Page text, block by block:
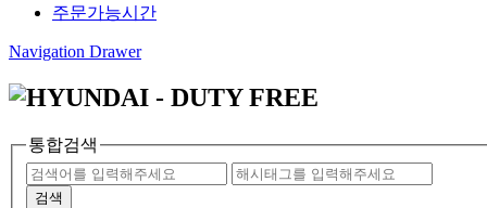
주문가능시간
Navigation Drawer
통합검색
검색